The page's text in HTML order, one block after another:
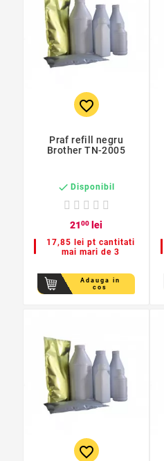
favorite_border
Praf refill negru
Brother TN-2005
 Disponibil
2100 lei
17,85 lei pt cantitati
mai mari de 3
Adauga in
cos
favorite_border